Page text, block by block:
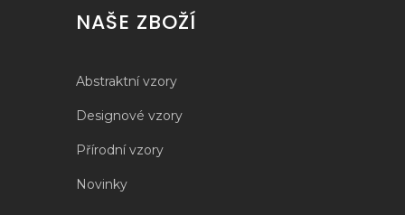
NAŠE ZBOŽÍ
Abstraktní vzory
Designové vzory
Přírodní vzory
Novinky